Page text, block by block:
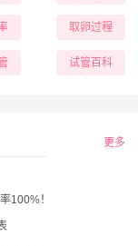
取卵过程
试管百科
更多
100%！